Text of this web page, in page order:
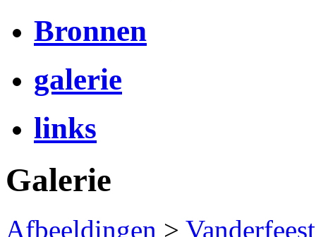
Bronnen
galerie
links
Galerie
Afbeeldingen >